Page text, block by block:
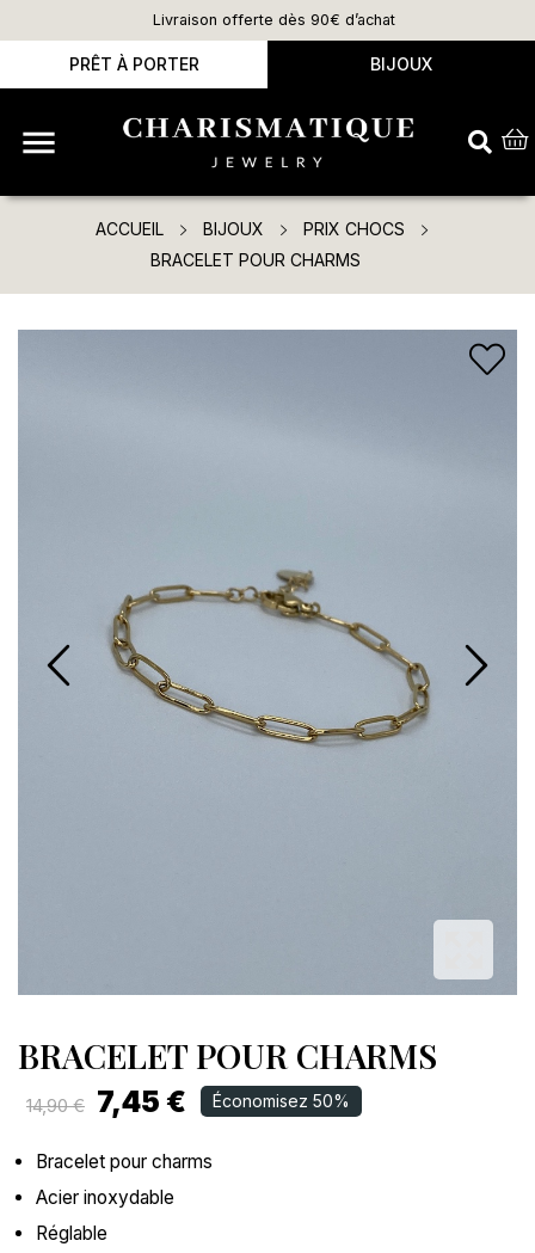
Livraison offerte dès 90€ d’achat
PRÊT À PORTER BIJOUX

ACCUEIL BIJOUX
PRIX CHOCS
BRACELET POUR CHARMS
BRACELET POUR CHARMS
14,90 € 7,45 € Économisez 50%
Bracelet pour charms
Acier inoxydable
Réglable